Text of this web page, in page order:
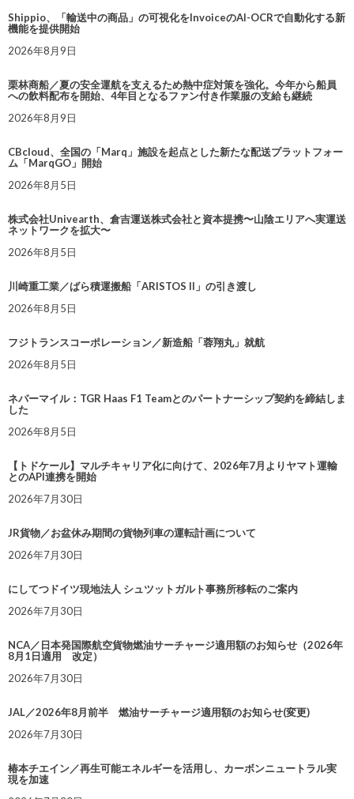
Shippio、「輸送中の商品」の可視化をInvoiceのAI-OCRで自動化する新
機能を提供開始
2026年8月9日
栗林商船／夏の安全運航を支えるため熱中症対策を強化。今年から船員
への飲料配布を開始、4年目となるファン付き作業服の支給も継続
2026年8月9日
CBcloud、全国の「Marq」施設を起点とした新たな配送プラットフォー
ム「MarqGO」開始
2026年8月5日
株式会社Univearth、倉吉運送株式会社と資本提携〜山陰エリアへ実運送
ネットワークを拡大〜
2026年8月5日
川崎重工業／ばら積運搬船「ARISTOS II」の引き渡し
2026年8月5日
フジトランスコーポレーション／新造船「蓉翔丸」就航
2026年8月5日
ネバーマイル：TGR Haas F1 Teamとのパートナーシップ契約を締結しま
した
2026年8月5日
【トドケール】マルチキャリア化に向けて、2026年7月よりヤマト運輸
とのAPI連携を開始
2026年7月30日
JR貨物／お盆休み期間の貨物列車の運転計画について
2026年7月30日
にしてつドイツ現地法人 シュツットガルト事務所移転のご案内
2026年7月30日
NCA／日本発国際航空貨物燃油サーチャージ適用額のお知らせ（2026年
8月1日適用 改定）
2026年7月30日
JAL／2026年8月前半 燃油サーチャージ適用額のお知らせ(変更)
2026年7月30日
椿本チエイン／再生可能エネルギーを活用し、カーボンニュートラル実
現を加速